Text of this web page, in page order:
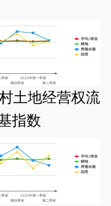
土地经营权流
指数